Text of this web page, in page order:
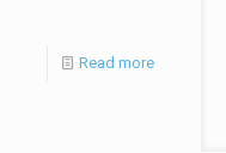
Read more